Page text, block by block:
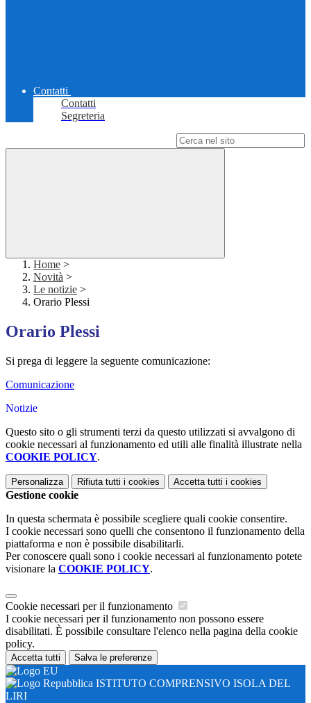
Contatti
Contatti
Segreteria
Home >
Novità >
Le notizie >
Orario Plessi
Orario Plessi
Si prega di leggere la seguente comunicazione:
Comunicazione
Notizie
Questo sito o gli strumenti terzi da questo utilizzati si avvalgono di
cookie necessari al funzionamento ed utili alle finalità illustrate nella
COOKIE POLICY.
Personalizza Rifiuta tutti i cookies Accetta tutti i cookies
Gestione cookie
In questa schermata è possibile scegliere quali cookie consentire.
I cookie necessari sono quelli che consentono il funzionamento della
piattaforma e non è possibile disabilitarli.
Per conoscere quali sono i cookie necessari al funzionamento potete
visionare la COOKIE POLICY.
Cookie necessari per il funzionamento
I cookie necessari per il funzionamento non possono essere
disabilitati. È possibile consultare l'elenco nella pagina della cookie
policy.
Accetta tutti Salva le preferenze
ISTITUTO COMPRENSIVO ISOLA DEL
LIRI